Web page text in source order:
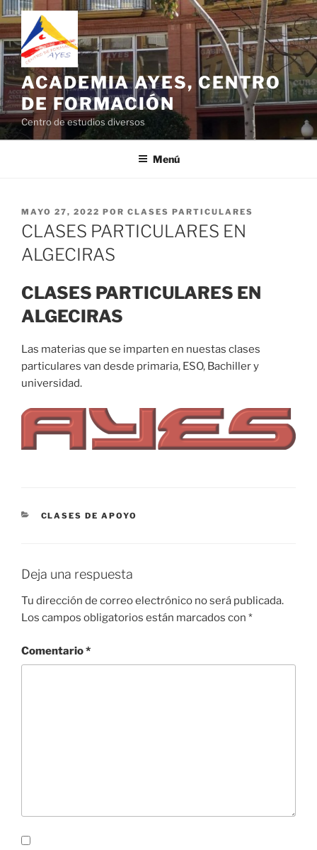
Saltar
al
contenido
ACADEMIA AYES, CENTRO
DE FORMACIÓN
Centro de estudios diversos
Menú
PUBLICADO
EL
MAYO 27, 2022 POR CLASES PARTICULARES
CLASES PARTICULARES EN
ALGECIRAS
CLASES PARTICULARES EN
ALGECIRAS
Las materias que se imparten en nuestas clases
particulares van desde primaria, ESO, Bachiller y
universidad.
CATEGORÍAS
CLASES DE APOYO
Deja una respuesta
Tu dirección de correo electrónico no será publicada.
Los campos obligatorios están marcados con *
Comentario*